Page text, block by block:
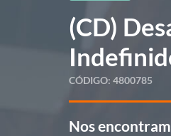
(CD)
CÓDIGO: 4800785
Nos